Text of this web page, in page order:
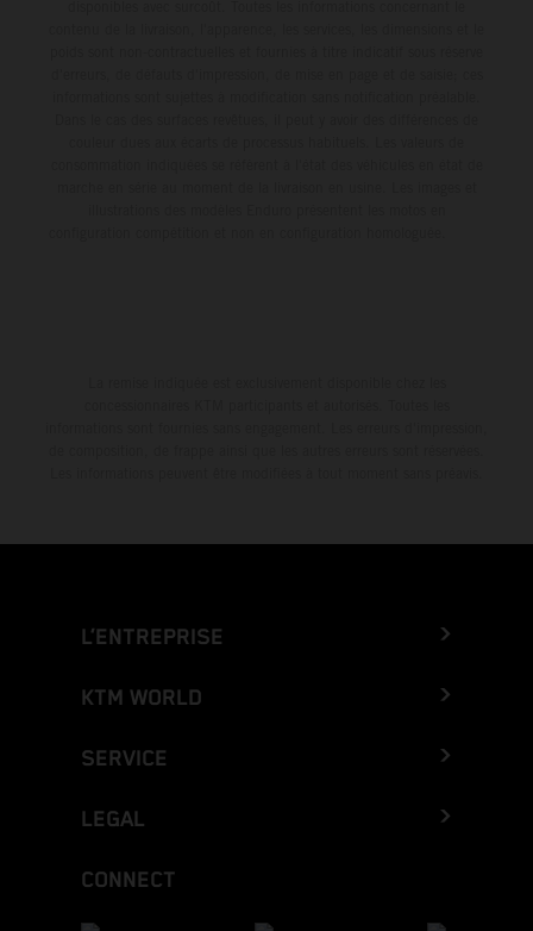
L’ENTREPRISE
KTM WORLD
SERVICE
LEGAL
CONNECT